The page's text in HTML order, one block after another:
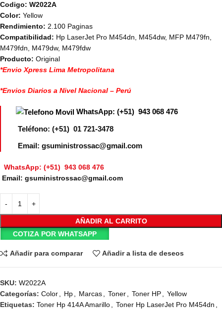
Codigo: W2022A
Color: Yellow
Rendimiento: 2.100 Paginas
Compatibilidad: Hp LaserJet Pro M454dn, M454dw, MFP M479fn,
M479fdn, M479dw, M479fdw
Producto: Original
*Envio Xpress Lima Metropolitana
*Envios Diarios a Nivel Nacional – Perú
WhatsApp: (+51) 943 068 476
Teléfono: (+51) 01 721-3478
Email: gsuministrossac@gmail.com
WhatsApp: (+51) 943 068 476
Email: gsuministrossac@gmail.com
AÑADIR AL CARRITO
COTIZA POR WHATSAPP
Añadir para comparar Añadir a lista de deseos
SKU: W2022A
Categorías: Color Hp Marcas Toner Toner HP
Yellow
Etiquetas: Toner Hp 414A Amarillo Toner Hp LaserJet Pro M454dn